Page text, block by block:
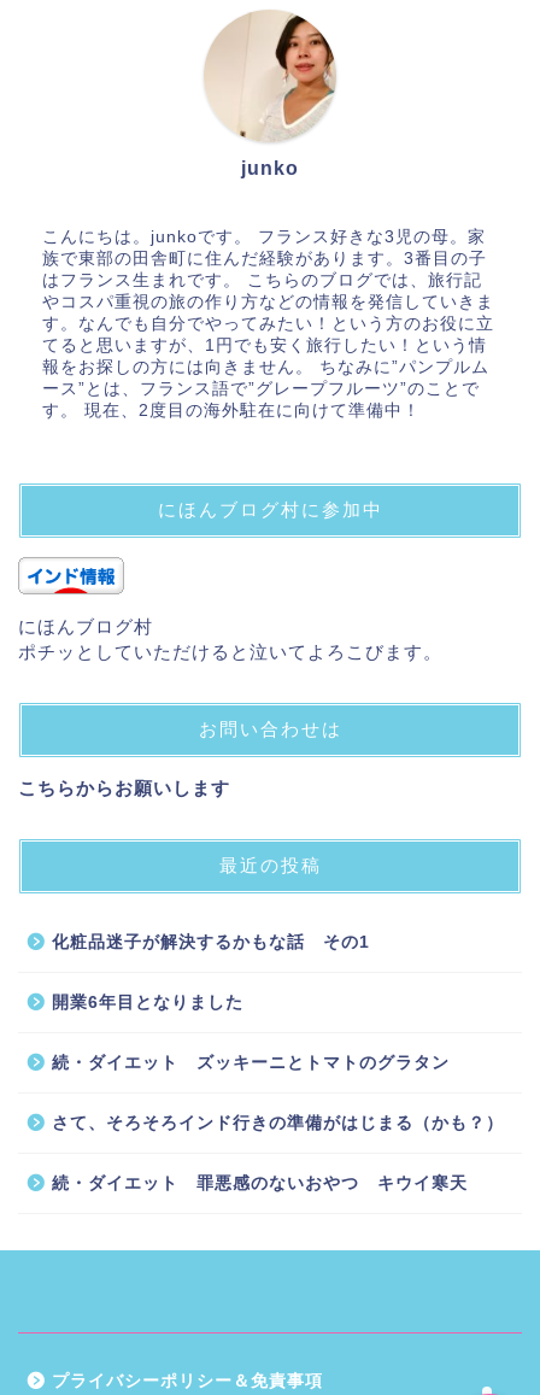
junko
こんにちは。junkoです。 フランス好きな3児の母。家
族で東部の田舎町に住んだ経験があります。3番目の子
はフランス生まれです。 こちらのブログでは、旅行記
やコスパ重視の旅の作り方などの情報を発信していきま
す。なんでも自分でやってみたい！という方のお役に立
てると思いますが、1円でも安く旅行したい！という情
報をお探しの方には向きません。 ちなみに”パンプルム
ース”とは、フランス語で”グレープフルーツ”のことで
す。 現在、2度目の海外駐在に向けて準備中！
にほんブログ村に参加中
にほんブログ村
ポチッとしていただけると泣いてよろこびます。
お問い合わせは
こちらからお願いします
最近の投稿
化粧品迷子が解決するかもな話 その1
開業6年目となりました
続・ダイエット ズッキーニとトマトのグラタン
さて、そろそろインド行きの準備がはじまる（かも？）
続・ダイエット 罪悪感のないおやつ キウイ寒天
プライバシーポリシー＆免責事項